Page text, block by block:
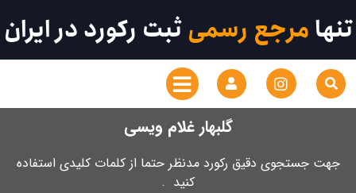
تنهامرجع رسمیثبت رکورد در ایران
گلبهار غلام ویسی
جهت جستجوی دقیق رکورد مدنظر حتما از کلمات کلیدی استفاده
کنید .